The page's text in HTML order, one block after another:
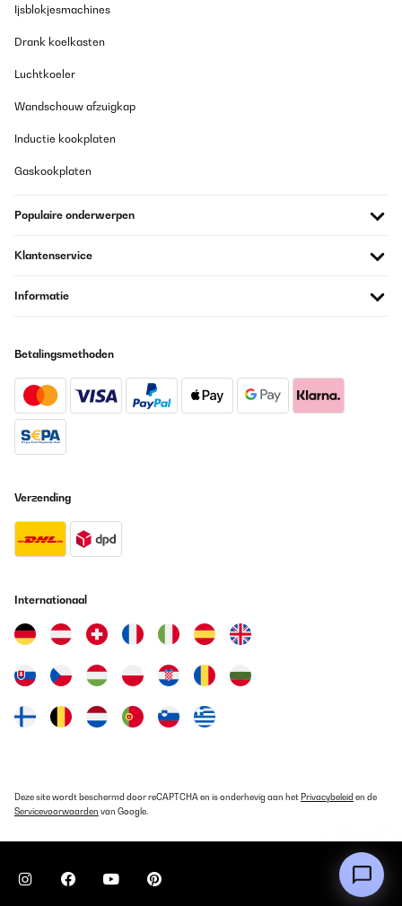
Ijsblokjesmachines
Drank koelkasten
Luchtkoeler
Wandschouw afzuigkap
Inductie kookplaten
Gaskookplaten
Populaire onderwerpen
Klantenservice
Informatie
Betalingsmethoden
Verzending
Internationaal
Deze site wordt beschermd door reCAPTCHA en is onderhevig aan het Privacybeleid en de
Servicevoorwaarden van Google.